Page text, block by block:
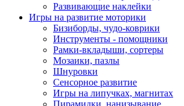
Развивающие наклейки
Игры на развитие моторики
Бизиборды, чудо-коврики
Инструменты - помощники
Рамки-вкладыши, сортеры
Мозаики, пазлы
Шнуровки
Сенсорное развитие
Игры на липучках, магнитах
Пирамидки, нанизывание